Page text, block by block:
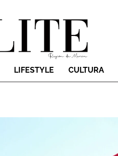
LIFESTYLE CULTURA